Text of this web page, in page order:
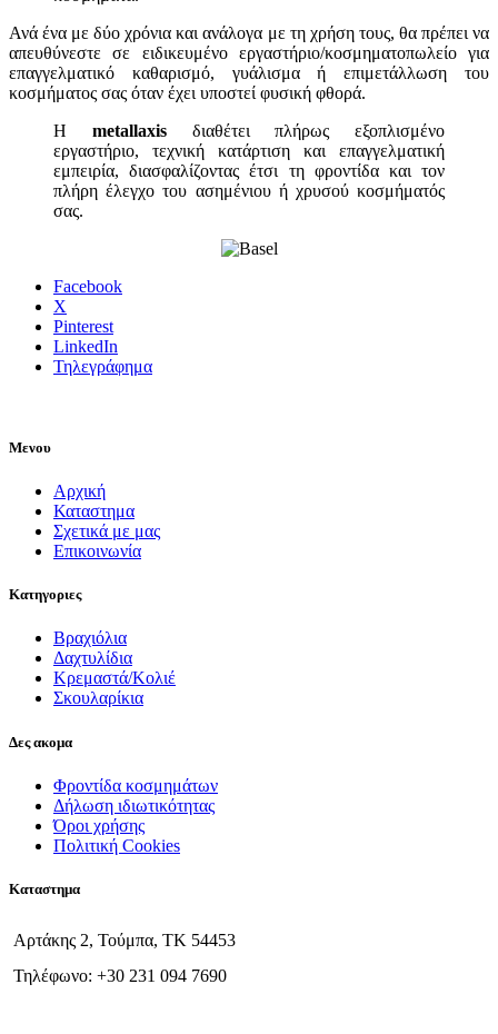
Ανά ένα με δύο χρόνια και ανάλογα με τη χρήση τους, θα πρέπει να
απευθύνεστε σε ειδικευμένο εργαστήριο/κοσμηματοπωλείο για
επαγγελματικό καθαρισμό, γυάλισμα ή επιμετάλλωση του
κοσμήματος σας όταν έχει υποστεί φυσική φθορά.
Η metallaxisδιαθέτει πλήρως εξοπλισμένο
εργαστήριο, τεχνική κατάρτιση και επαγγελματική
εμπειρία, διασφαλίζοντας έτσι τη φροντίδα και τον
πλήρη έλεγχο του ασημένιου ή χρυσού κοσμήματός
σας.
Facebook
X
Pinterest
LinkedIn
Τηλεγράφημα
Μενου
Αρχική
Καταστημα
Σχετικά με μας
Επικοινωνία
Κατηγοριες
Βραχιόλια
Δαχτυλίδια
Κρεμαστά/Κολιέ
Σκουλαρίκια
Δες ακομα
Φροντίδα κοσμημάτων
Δήλωση ιδιωτικότητας
Όροι χρήσης
Πολιτική Cookies
Καταστημα
Αρτάκης 2, Τούμπα, ΤΚ 54453
Τηλέφωνο: +30 231 094 7690